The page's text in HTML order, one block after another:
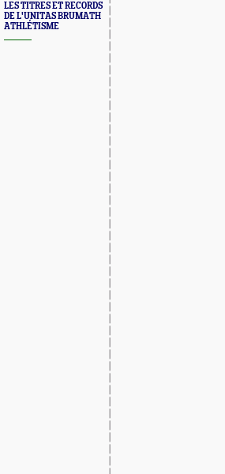
LES TITRES ET RECORDS
DE L'UNITAS BRUMATH
ATHLÉTISME